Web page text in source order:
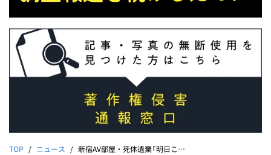
TOP ニュース 新宿AV部屋・死体遺棄「明日これますか」犯行予告LINE